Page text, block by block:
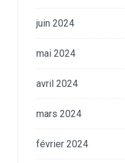
juin 2024
mai 2024
avril 2024
mars 2024
février 2024